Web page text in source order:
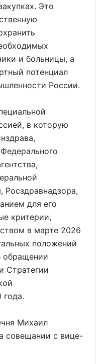
Это
и больницы, а
потенциал
России.
в которую
Росздравнадзора,
для его
критерии,
в марте 2026
положений
обращении
Стратегии
Михаил
совещании с вице-